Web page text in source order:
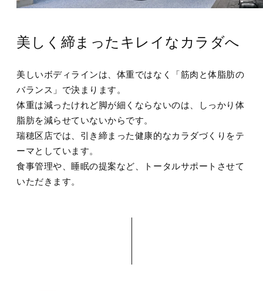
美しく締まったキレイなカラダへ
美しいボディラインは、体重ではなく「筋肉と体脂肪の
バランス」で決まります。
体重は減ったけれど脚が細くならないのは、しっかり体
脂肪を減らせていないからです。
瑞穂区店では、引き締まった健康的なカラダづくりをテ
ーマとしています。
食事管理や、睡眠の提案など、トータルサポートさせて
いただきます。